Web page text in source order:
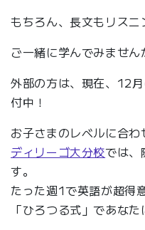
もちろん、長文もリスニ
ご一緒に学んでみません
外部の方は、現在、12
付中！
お子さまのレベルに合わ
ディリーゴ大分校では、
す。
たった週1で英語が超得
「ひろつる式」であな